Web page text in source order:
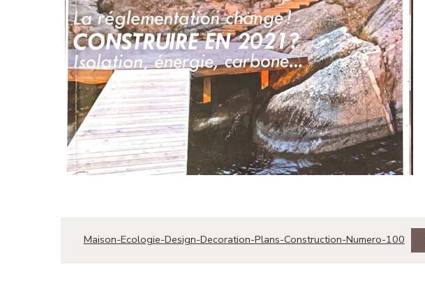
Maison-Ecologie-Design-Decoration-Plans-Construction-Numero-100